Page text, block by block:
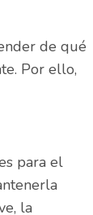
de qué
Por ello,
para el
la